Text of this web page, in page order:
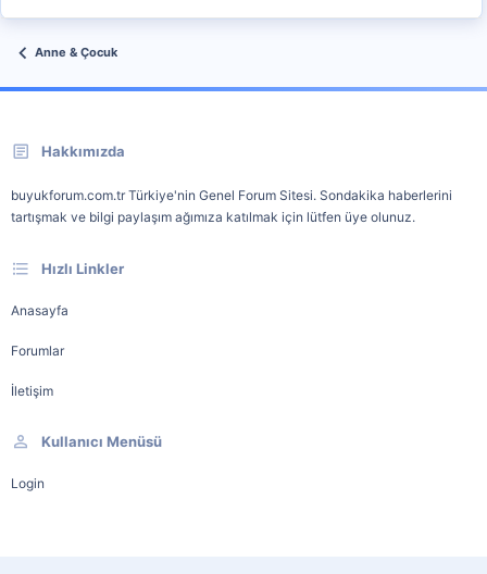
Anne & Çocuk
Hakkımızda
buyukforum.com.tr Türkiye'nin Genel Forum Sitesi. Sondakika haberlerini
tartışmak ve bilgi paylaşım ağımıza katılmak için lütfen üye olunuz.
Hızlı Linkler
Anasayfa
Forumlar
İletişim
Kullanıcı Menüsü
Login